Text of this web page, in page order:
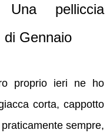
pelliccia
di Gennaio
proprio ieri ne ho
corta, cappotto
sempre,